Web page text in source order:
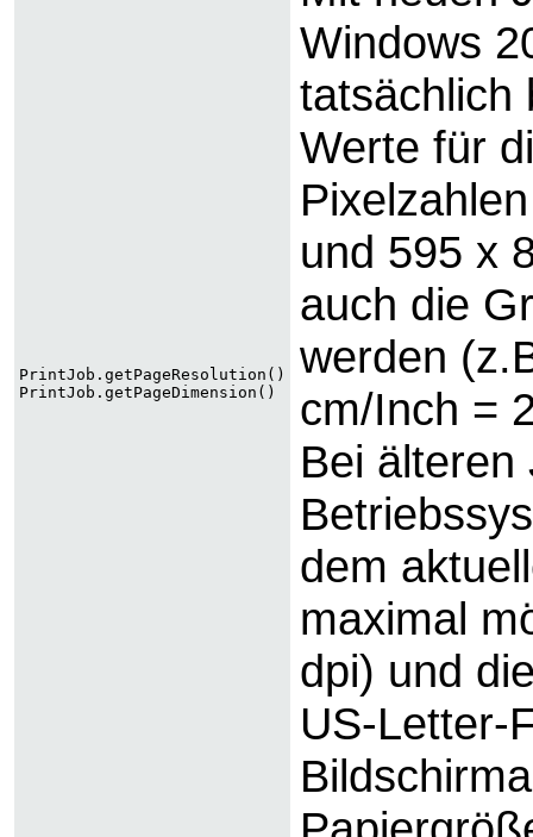
PrintJob.getPageResolution()
PrintJob.getPageDimension()
Windows
tatsächlich
Werte für
und 595 x
auch die
werden
cm/Inch =
Bei älteren
dem
maximal
dpi) und
US-Letter-